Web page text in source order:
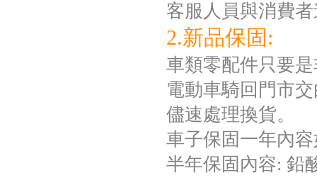
客服人員與消費
2.新品保固:
車類零配件只要
電動車騎回門市
儘速處理換貨。
車子保固一年
半年保固內容: 鉛